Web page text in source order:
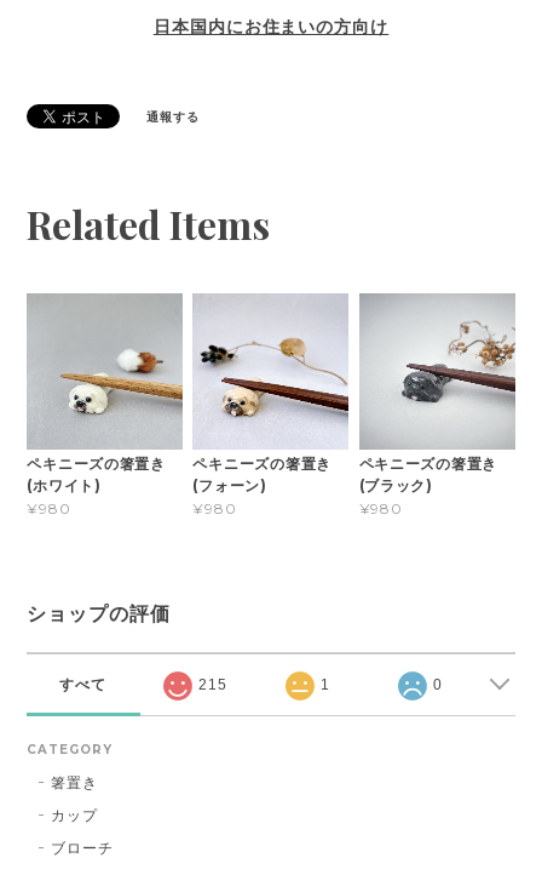
日本国内にお住まいの方向け
通報する
Related Items
ペキニーズの箸置き
(ホワイト)
¥980
ペキニーズの箸置き
(フォーン)
¥980
ペキニーズの箸置き
(ブラック)
¥980
ショップの評価
すべて 215 1 0
CATEGORY
箸置き
カップ
ブローチ